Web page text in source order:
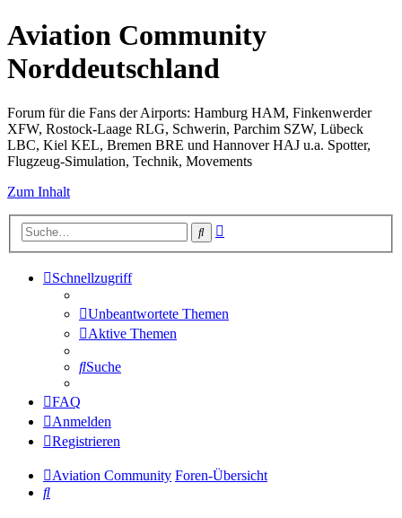
Aviation Community
Norddeutschland
Forum für die Fans der Airports: Hamburg HAM, Finkenwerder
XFW, Rostock-Laage RLG, Schwerin, Parchim SZW, Lübeck
LBC, Kiel KEL, Bremen BRE und Hannover HAJ u.a. Spotter,
Flugzeug-Simulation, Technik, Movements
Zum Inhalt
Suche
Schnellzugriff
Unbeantwortete Themen
Aktive Themen
Suche
FAQ
Anmelden
Registrieren
Aviation Community Foren-Übersicht
Suche